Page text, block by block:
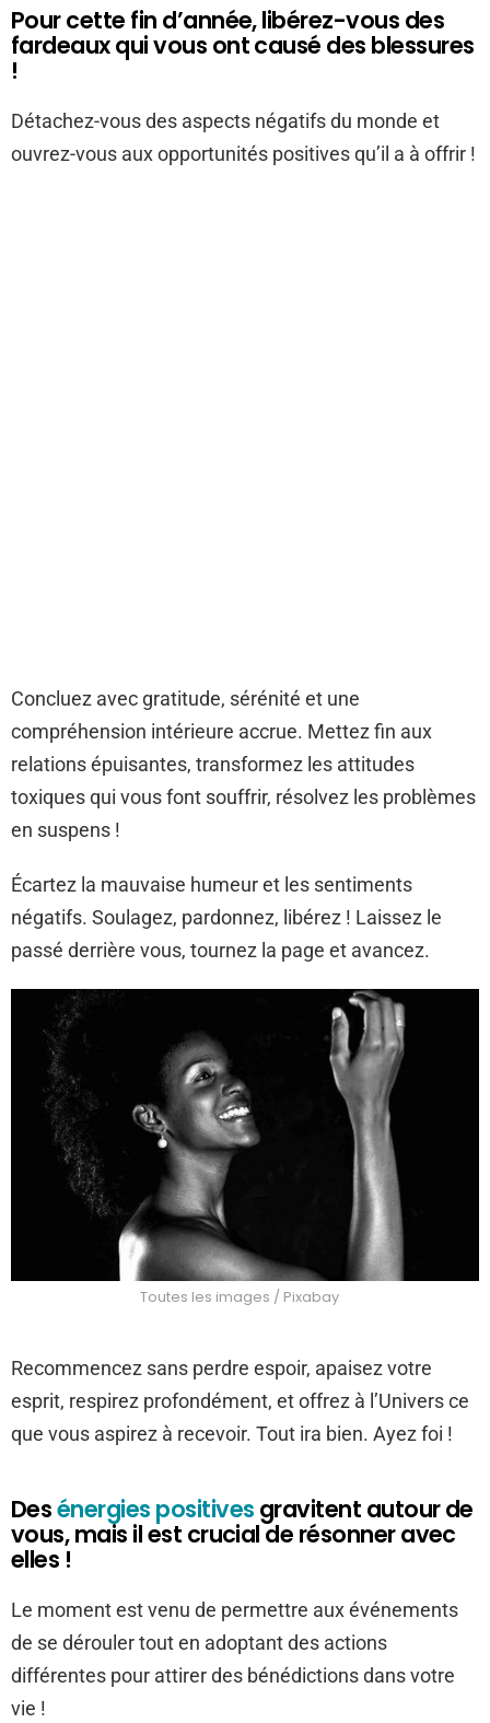
Pour cette fin d’année, libérez-vous des
fardeaux qui vous ont causé des blessures
!
Détachez-vous des aspects négatifs du monde et
ouvrez-vous aux opportunités positives qu’il a à offrir !
Concluez avec gratitude, sérénité et une
compréhension intérieure accrue. Mettez fin aux
relations épuisantes, transformez les attitudes
toxiques qui vous font souffrir, résolvez les problèmes
en suspens !
Écartez la mauvaise humeur et les sentiments
négatifs. Soulagez, pardonnez, libérez ! Laissez le
passé derrière vous, tournez la page et avancez.
Toutes les images / Pixabay
Recommencez sans perdre espoir, apaisez votre
esprit, respirez profondément, et offrez à l’Univers ce
que vous aspirez à recevoir. Tout ira bien. Ayez foi !
Desénergies positives gravitent autour de
vous, mais il est crucial de résonner avec
elles !
Le moment est venu de permettre aux événements
de se dérouler tout en adoptant des actions
différentes pour attirer des bénédictions dans votre
vie !